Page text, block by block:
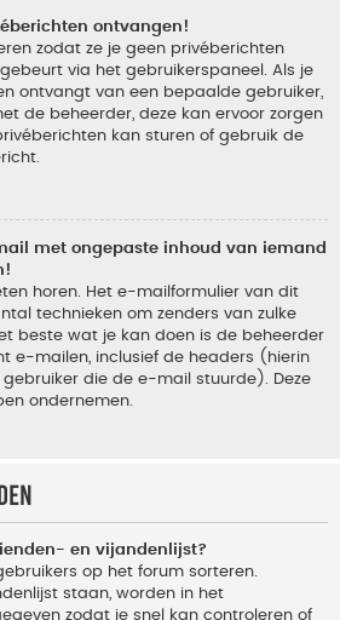
ontvangen!
zodat ze je geen privéberichten
via het gebruikerspaneel. Als je
ontvangt van een bepaalde gebruiker,
de beheerder, deze kan ervoor zorgen
kan sturen of gebruik de
met ongepaste inhoud van iemand
horen. Het e-mailformulier van dit
technieken om zenders van zulke
beste wat je kan doen is de beheerder
e-mailen, inclusief de headers (hierin
die de e-mail stuurde). Deze
ondernemen.
en vijandenlijst?
op het forum sorteren.
staan, worden in het
zodat je snel kan controleren of